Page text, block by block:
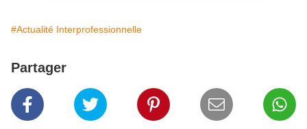
#Actualité Interprofessionnelle
Partager